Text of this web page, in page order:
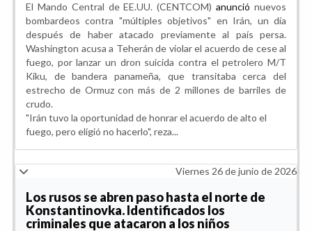
El Mando Central de EE.UU. (CENTCOM)anunció nuevos
bombardeos contra "múltiples objetivos" en Irán, un día
después de haber atacado previamente al país persa.
Washington acusa a Teherán de violar el acuerdo de cese al
fuego, por lanzar un dron suicida contra el petrolero M/T
Kiku, de bandera panameña, que transitaba cerca del
estrecho de Ormuz con más de 2 millones de barriles de
crudo.
"Irán tuvo la oportunidad de honrar el acuerdo de alto el
fuego, pero eligió no hacerlo", reza...
Viernes 26 de junio de 2026
Los rusos se abren paso hasta el norte de
Konstantinovka. Identificados los
criminales que atacaron a los niños